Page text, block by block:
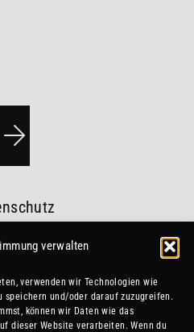
verwalten
verwenden wir Technologien wie
speichern und/oder darauf zuzugreifen.
können wir Daten wie das
dieser Website verarbeiten. Wenn du